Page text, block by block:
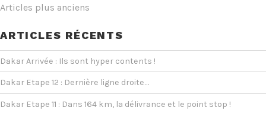
Ad-
de
la
caravane
du
Dakar »
NAVIGATION
DES
ARTICLES
Articles plus anciens
ARTICLES RÉCENTS
Dakar Arrivée : Ils sont hyper contents !
Dakar Etape 12 : Dernière ligne droite…
Dakar Etape 11 : Dans 164 km, la délivrance et le point stop !